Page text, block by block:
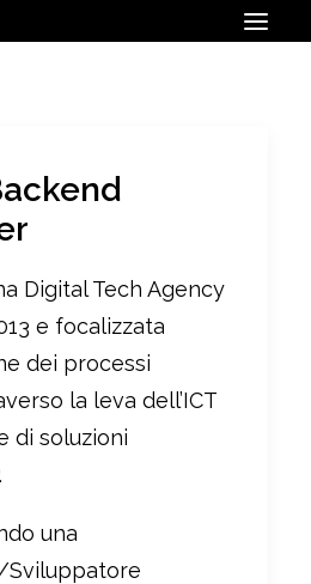
Digital Tech Agency
e focalizzata
dei processi
la leva dell’ICT
di soluzioni
una